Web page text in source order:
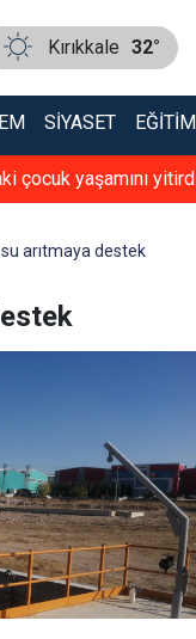
Kırıkkale 32°
SIYASET EĞITIM
çocuk yaşamını
arıtmaya destek